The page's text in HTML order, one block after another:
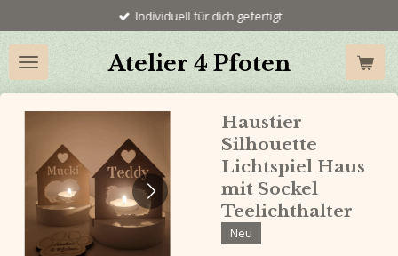
springen
Atelier 4 Pfoten
Individuell für dich gefertigt
Haustier
Silhouette
Lichtspiel Haus
mit Sockel
Teelichthalter
Neu